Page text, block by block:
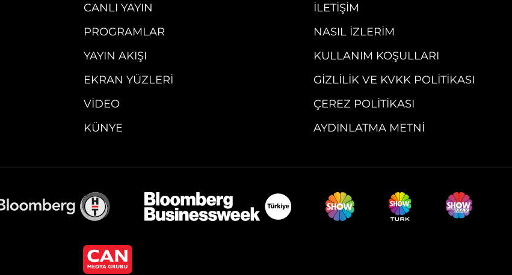
CANLI YAYIN
PROGRAMLAR
YAYIN AKIŞI
EKRAN YÜZLERI
VIDEO
KÜNYE
İLETIŞIM
NASIL İZLERIM
KULLANIM KOŞULLARI
GIZLILIK VE KVKK POLITIKASI
ÇEREZ POLITIKASI
AYDINLATMA METNI